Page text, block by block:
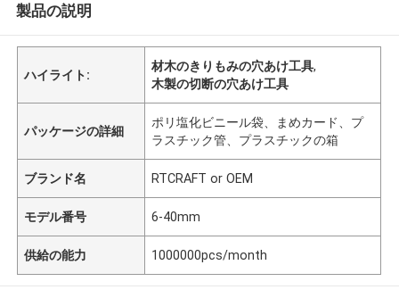
製品の説明
ハイライト:
材木のきりもみの穴あけ工具,
木製の切断の穴あけ工具
パッケージの詳細
ポリ塩化ビニール袋、まめカード、プ
ラスチック管、プラスチックの箱
ブランド名 RTCRAFT or OEM
モデル番号 6-40mm
供給の能力 1000000pcs/month